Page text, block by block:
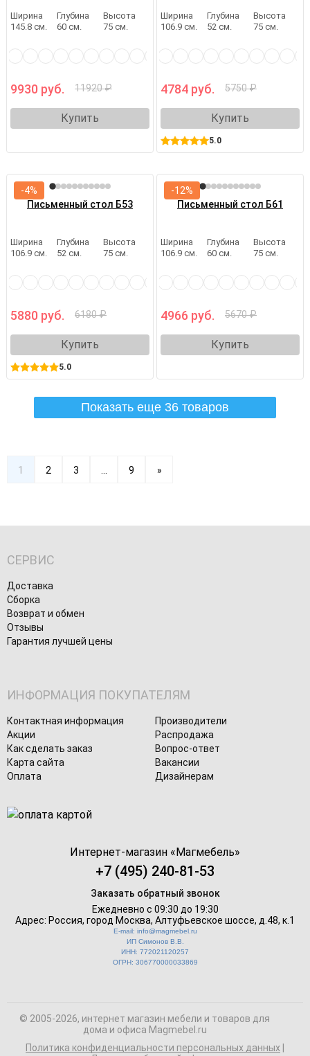
Ширина
145.8 см.
Глубина
60 см.
Высота
75 см.
9930 руб. 11920 ₽
Купить
Ширина
106.9 см.
Глубина
52 см.
Высота
75 см.
4784 руб. 5750 ₽
Купить
5.0
Письменный стол Б53
Ширина
106.9 см.
Глубина
52 см.
Высота
75 см.
5880 руб. 6180 ₽
Купить
5.0
-4%
Письменный стол Б61
Ширина
106.9 см.
Глубина
60 см.
Высота
75 см.
4966 руб. 5670 ₽
Купить
-12%
Показать еще 36 товаров
1 2 3 ... 9 »
СЕРВИС
Доставка
Сборка
Возврат и обмен
Отзывы
Гарантия лучшей цены
ИНФОРМАЦИЯ ПОКУПАТЕЛЯМ
Контактная информация
Производители
Акции
Распродажа
Как сделать заказ
Вопрос-ответ
Карта сайта
Вакансии
Оплата
Дизайнерам
Интернет-магазин «Магмебель»
+7 (495) 240-81-53
Заказать обратный звонок
Ежедневно с 09:30 до 19:30
Адрес: Россия, город Москва, Алтуфьевское шоссе, д.48, к.1
E-mail: info@magmebel.ru
ИП Симонов В.В.
ИНН: 772021120257
ОГРН: 306770000033869
© 2005-2026, интернет магазин мебели и товаров для
дома и офиса Magmebel.ru
Политика конфиденциальности персональных данных